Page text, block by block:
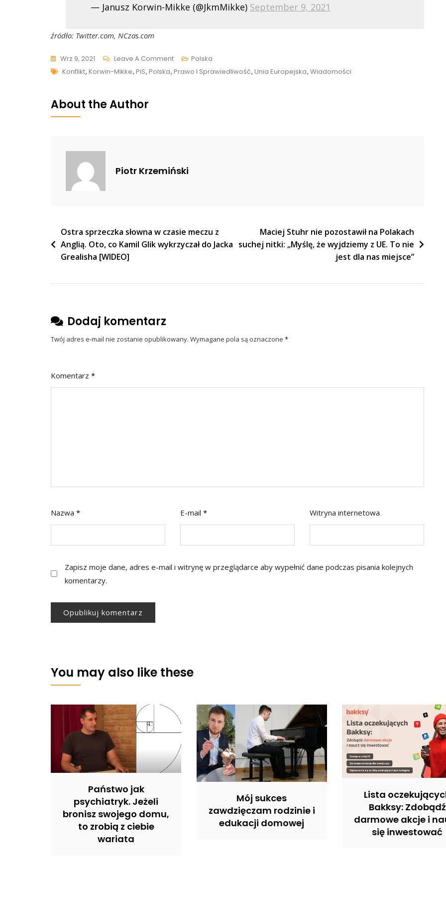
— Janusz Korwin-Mikke (@JkmMikke) September 9, 2021
źródło: Twitter.com, NCzas.com
Wrz 9, 2021 Leave A CommentOn
Korwin-
Zachowuje
Polska
Tags
Konflikt, Korwin-Mikke, PiS, Polska, Prawo I Sprawiedliwość, Unia Europejska, Wiadomości
About the Author
Piotr Krzemiński
Nawigacja
wpisu
Ostra sprzeczka słowna w czasie meczu z
Anglią. Oto, co Kamil Glik wykrzyczał do Jacka
Grealisha [WIDEO]
Maciej Stuhr nie pozostawił na Polakach
suchej nitki: „Myślę, że wyjdziemy z UE. To nie
jest dla nas miejsce”
Dodaj komentarz
Twój adres e-mail nie zostanie opublikowany. Wymagane pola są oznaczone *
Komentarz *
Nazwa * E-mail * Witryna internetowa
Zapisz moje dane, adres e-mail i witrynę w przeglądarce aby wypełnić dane podczas pisania kolejnych
komentarzy.
You may also like these
Państwo jak
psychiatryk. Jeżeli
bronisz swojego domu,
to zrobią z ciebie
wariata
Mój sukces
zawdzięczam rodzinie i
edukacji domowej
Lista
Bakksy: Zdobądź
darmowe akcje i
się inwestować